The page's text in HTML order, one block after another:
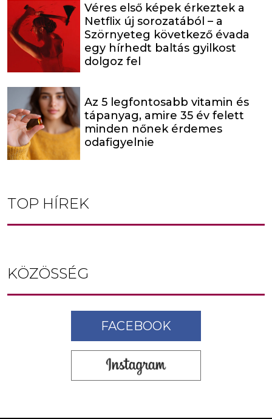
Véres első képek érkeztek a
Netflix új sorozatából – a
Szörnyeteg következő évada
egy hírhedt baltás gyilkost
dolgoz fel
Az 5 legfontosabb vitamin és
tápanyag, amire 35 év felett
minden nőnek érdemes
odafigyelnie
TOP HÍREK
KÖZÖSSÉG
FACEBOOK